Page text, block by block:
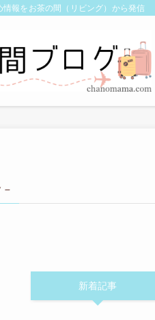
報をお茶の間（リビング）から発信
–
新着記事